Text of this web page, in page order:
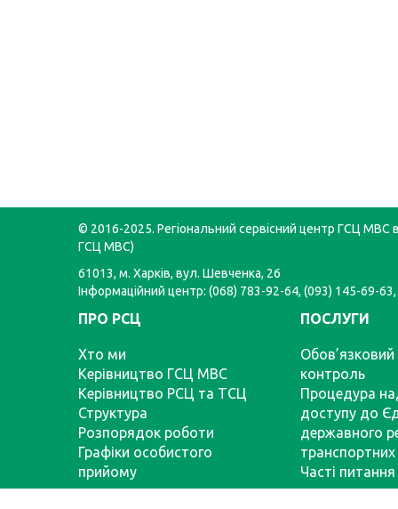
© 2016-2025. Регіональний сервісний центр ГСЦ МВС в
ГСЦ МВС)
61013, м. Харків, вул. Шевченка, 26
Інформаційний центр: (068) 783-92-64, (093) 145-69-
ПРО РСЦ
Хто ми
Керівництво ГСЦ МВС
Керівництво РСЦ та ТСЦ
Структура
Розпорядок роботи
Графіки особистого
прийому
ПОСЛУГИ
Обов’язковий
контроль
Процедура
доступу до
державного
транспортних
Часті питання